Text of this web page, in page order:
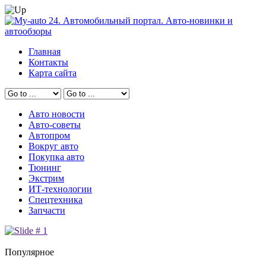
Главная
Контакты
Карта сайта
Авто новости
Авто-советы
Автопром
Вокруг авто
Покупка авто
Тюнинг
Экстрим
ИТ-технологии
Спецтехника
Запчасти
Популярное